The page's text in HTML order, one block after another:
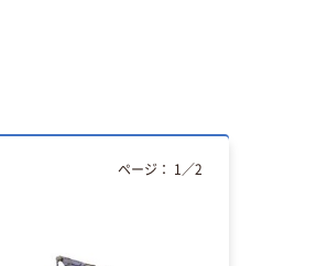
ページ： 1 ／2